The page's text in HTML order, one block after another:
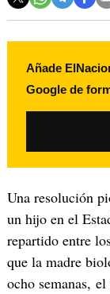
Añade
Google de
Una resolución
un hijo en el
repartido entre
que la madre
ocho semanas,